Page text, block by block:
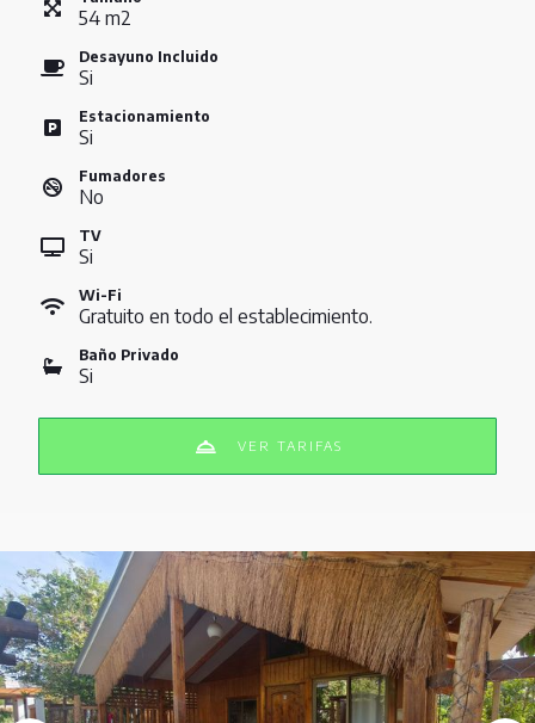
54 m2
Desayuno Incluido
Si
Estacionamiento
Si
Fumadores
No
TV
Si
Wi-Fi
Gratuito en todo el establecimiento.
Baño Privado
Si
VER TARIFAS